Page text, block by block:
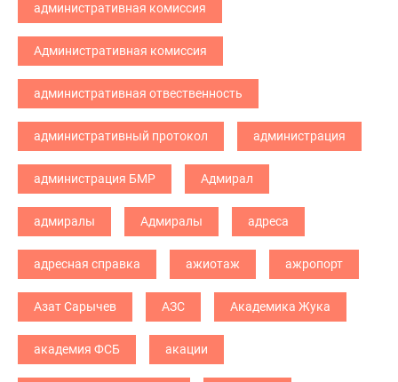
административная комиссия
Административная комиссия
административная отвественность
административный протокол администрация
администрация БМР Адмирал
адмиралы Адмиралы адреса
адресная справка ажиотаж ажропорт
Азат Сарычев АЗС Академика Жука
академия ФСБ акации